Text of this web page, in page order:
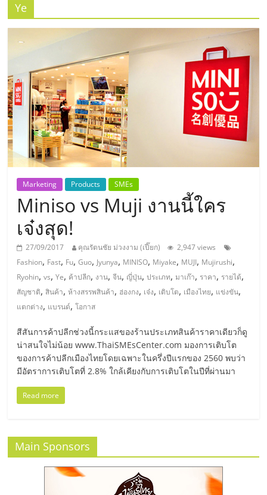
SME
แห่ง
ประเทศไทย,
ThaiSMEsCenter,
รวม
ธุรกิจ
เอ
ส
เอ็
มอี
ไทย,
SMEs,
แฟ
รน
ไชส์,
Ye
Marketing Products SMEs
Miniso vs Muji งานนี้ใคร
เจ๋งสุด!
27/09/2017 คุณรัตนชัย ม่วงงาม (เปี๊ยก)
2,947 views
Fashion, Fast, Fu,Guo, Jyunya, MINISO, Miyake, MUJI, Mujirushi,
Ryohin,vs,Ye, ค้าปลีก, งาน,จีน, ญี่ปุ่น,ประเภท,มาเก๊า, ราคา, รายได้,
สัญชาติ,สินค้า,ห้างสรรพสินค้า, ฮ่องกง, เจ๋ง, เติบโต, เมืองไทย, แข่งขัน,
แตกต่าง, แบรนด์,โอกาส
สีสันการค้าปลีกช่วงนี้กระแสของร้านประเภทสินค้าราคาเดียวก็ดู
น่าสนใจไม่น้อย www.ThaiSMEsCenter.com มองการเติบโต
ของการค้าปลีกเมืองไทยโดยเฉพาะในครึ่งปีแรกของ 2560 พบว่า
มีอัตราการเติบโตที่ 2.8% ใกล้เคียงกับการเติบโตในปีที่ผ่านมา
Read more
Main Sponsors